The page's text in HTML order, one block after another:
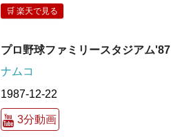
🛒 楽天で見る
プロ野球ファミリースタジアム'87
ナムコ
1987-12-22
3分動画